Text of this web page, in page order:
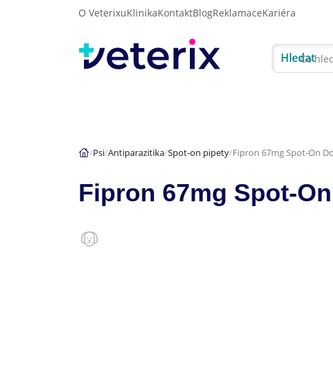
O VeterixuKlinikaKontaktBlogReklamaceKariéra
Hledat
Psi Antiparazitika Spot-on pipety Fipron 67mg Spot-On
Fipron 67mg Spot-